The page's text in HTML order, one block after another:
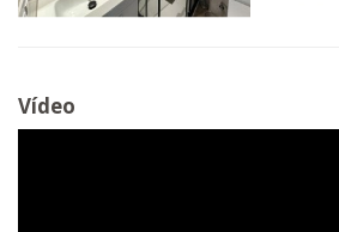
Vídeo